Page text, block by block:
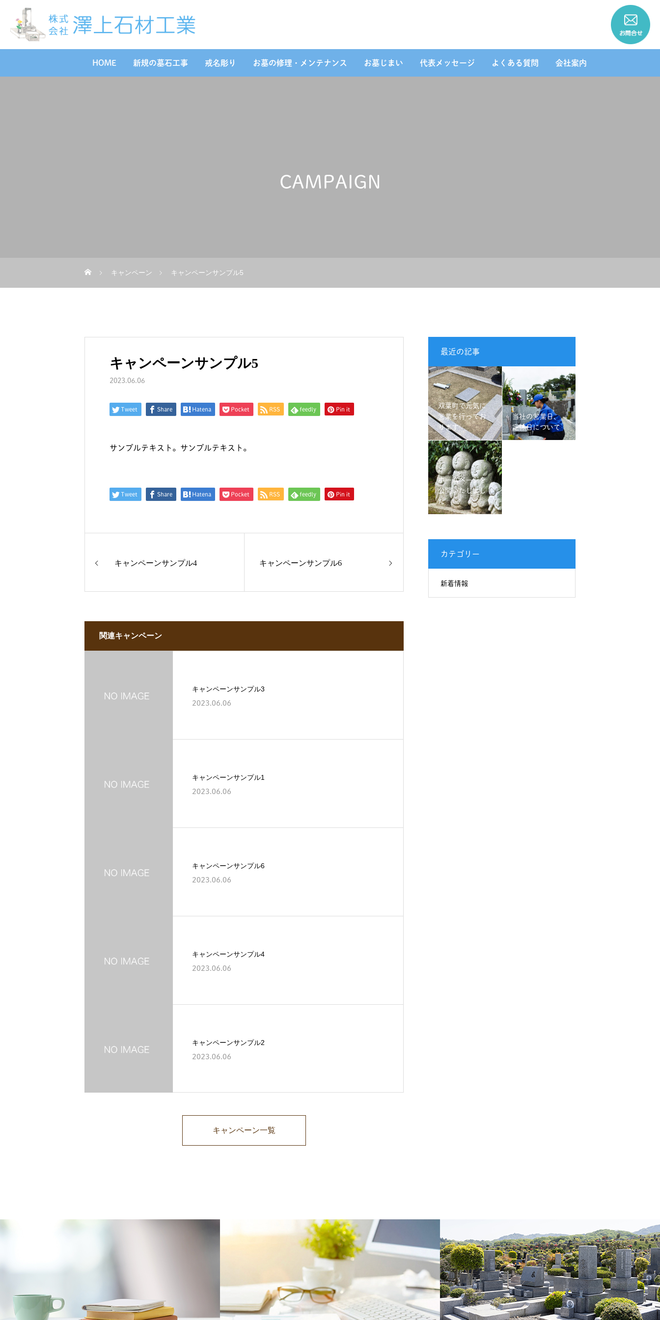
HOME 新規の墓石工事 戒名彫り お墓の修理・メンテナンス お墓じまい 代表メッセージ よくある質問 会社案内
CAMPAIGN
キャンペーン キャンペーンサンプル5
キャンペーンサンプル5
2023.06.06
Tweet Share Hatena Pocket RSS feedly Pin it
サンプルテキスト。サンプルテキスト。
Tweet Share Hatena Pocket RSS feedly Pin it
キャンペーンサンプル4 キャンペーンサンプル6
関連キャンペーン
キャンペーンサンプル3
2023.06.06
キャンペーンサンプル1
2023.06.06
キャンペーンサンプル6
2023.06.06
キャンペーンサンプル4
2023.06.06
キャンペーンサンプル2
2023.06.06
キャンペーン一覧
最近の記事
双葉町で元気に
営業を行ってお
ります
当社の営業日、
定休日について
ホームページを
公開いたしまし
た
カテゴリー
新着情報